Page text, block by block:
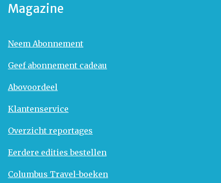
Magazine
Neem Abonnement
Geef abonnement cadeau
Abovoordeel
Klantenservice
Overzicht reportages
Eerdere edities bestellen
Columbus Travel-boeken